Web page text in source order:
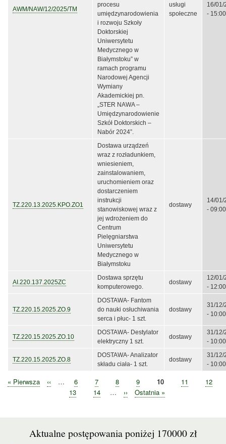
AWM/NAW/12/2025/TM
procesu
umiędzynarodowienia
i rozwoju Szkoły
Doktorskiej
Uniwersytetu
Medycznego w
Białymstoku” w
ramach programu
Narodowej Agencji
Wymiany
Akademickiej pn.
„STER NAWA –
Umiędzynarodowienie
Szkół Doktorskich –
Nabór 2024”.
usługi
społeczne
16/01/
- 15:00
TZ.220.13.2025.KPO.ZO1
Dostawa urządzeń
wraz z rozładunkiem,
wniesieniem,
zainstalowaniem,
uruchomieniem oraz
dostarczeniem
instrukcji
stanowiskowej wraz z
jej wdrożeniem do
Centrum
Pielęgniarstwa
Uniwersytetu
Medycznego w
Białymstoku
dostawy
14/01/
- 09:00
AI.220.137.2025ZC
Dostawa sprzętu
komputerowego.
dostawy
12/01/
- 12:00
TZ.220.15.2025.ZO.9
DOSTAWA- Fantom
do nauki osłuchiwania
serca i płuc- 1 szt.
dostawy
31/12/
- 10:00
TZ.220.15.2025.ZO.10
DOSTAWA- Destylator
elektryczny 1 szt.
dostawy
31/12/
- 10:00
TZ.220.15.2025.ZO.8
DOSTAWA- Analizator
składu ciała- 1 szt.
dostawy
31/12/
- 10:00
Stronicowanie
Pierwsza
« Pierwsza
Poprzednia
‹‹ … Strona
6 Strona
7 Strona
8 Strona
9
Bieżąca
strona
10 Strona
11 Strona
12
Strona
13 Strona
14 …
Następna
››
Ostatnia
Ostatnia »
Aktualne postępowania poniżej 170000 zł